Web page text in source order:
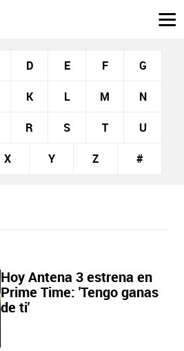
D E F G
K L M N
R S T U
X Y Z #
Hoy Antena 3 estrena en
Prime Time: 'Tengo ganas
de ti'